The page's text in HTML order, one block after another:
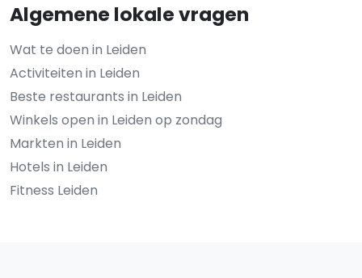
Algemene lokale vragen
Wat te doen in Leiden
Activiteiten in Leiden
Beste restaurants in Leiden
Winkels open in Leiden op zondag
Markten in Leiden
Hotels in Leiden
Fitness Leiden